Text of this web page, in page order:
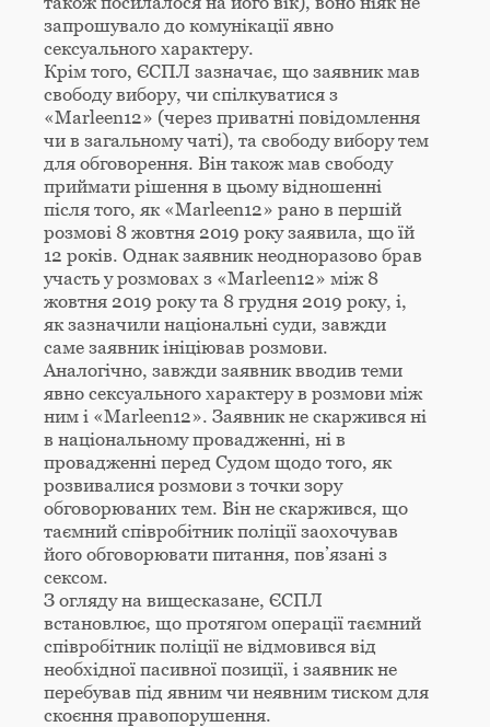
запрошувало до комунікації явно
сексуального характеру.
Крім того, ЄСПЛ зазначає, що заявник мав
свободу вибору, чи спілкуватися з
«Marleen12» (через приватні повідомлення
чи в загальному чаті), та свободу вибору тем
для обговорення. Він також мав свободу
приймати рішення в цьому відношенні
після того, як «Marleen12» рано в першій
розмові 8 жовтня 2019 року заявила, що їй
12 років. Однак заявник неодноразово брав
участь у розмовах з «Marleen12» між 8
жовтня 2019 року та 8 грудня 2019 року, і,
як зазначили національні суди, завжди
саме заявник ініціював розмови.
Аналогічно, завжди заявник вводив теми
явно сексуального характеру в розмови між
ним і «Marleen12». Заявник не скаржився ні
в національному провадженні, ні в
провадженні перед Судом щодо того, як
розвивалися розмови з точки зору
обговорюваних тем. Він не скаржився, що
таємний співробітник поліції заохочував
його обговорювати питання, пов’язані з
сексом.
З огляду на вищесказане, ЄСПЛ
встановлює, що протягом операції таємний
співробітник поліції не відмовився від
необхідної пасивної позиції, і заявник не
перебував під явним чи неявним тиском для
скоєння правопорушення.